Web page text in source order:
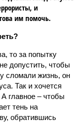
и
им помочь.
то за попытку
допустить, чтобы
сломали жизнь, он
Так и хочется
А главное – чтобы
тень на
обратившись